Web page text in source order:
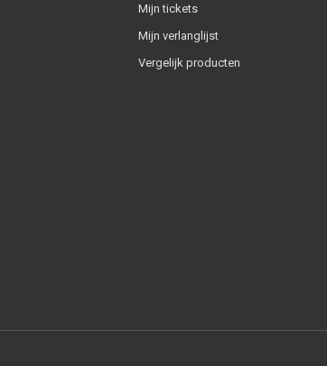
Mijn tickets
Mijn verlanglijst
Vergelijk producten